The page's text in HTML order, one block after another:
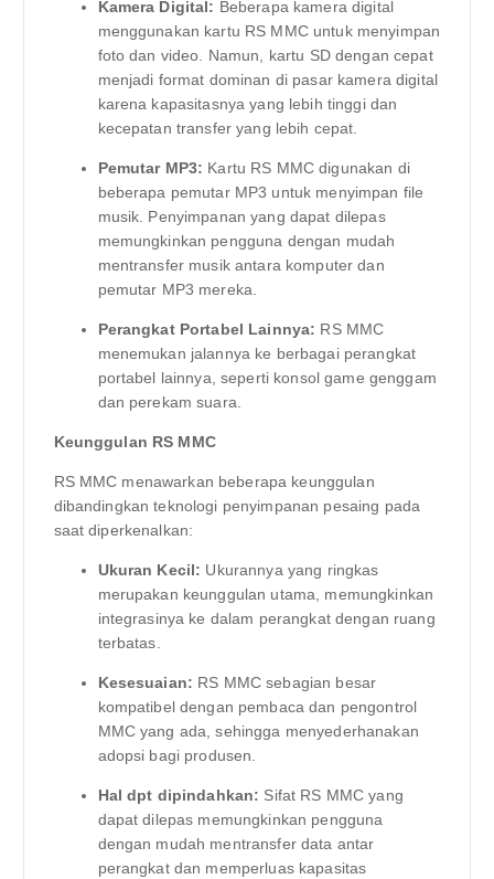
Kamera Digital: Beberapa kamera digital
menggunakan kartu RS MMC untuk menyimpan
foto dan video. Namun, kartu SD dengan cepat
menjadi format dominan di pasar kamera digital
karena kapasitasnya yang lebih tinggi dan
kecepatan transfer yang lebih cepat.
Pemutar MP3: Kartu RS MMC digunakan di
beberapa pemutar MP3 untuk menyimpan file
musik. Penyimpanan yang dapat dilepas
memungkinkan pengguna dengan mudah
mentransfer musik antara komputer dan
pemutar MP3 mereka.
Perangkat Portabel Lainnya: RS MMC
menemukan jalannya ke berbagai perangkat
portabel lainnya, seperti konsol game genggam
dan perekam suara.
Keunggulan RS MMC
RS MMC menawarkan beberapa keunggulan
dibandingkan teknologi penyimpanan pesaing pada
saat diperkenalkan:
Ukuran Kecil: Ukurannya yang ringkas
merupakan keunggulan utama, memungkinkan
integrasinya ke dalam perangkat dengan ruang
terbatas.
Kesesuaian: RS MMC sebagian besar
kompatibel dengan pembaca dan pengontrol
MMC yang ada, sehingga menyederhanakan
adopsi bagi produsen.
Hal dpt dipindahkan: Sifat RS MMC yang
dapat dilepas memungkinkan pengguna
dengan mudah mentransfer data antar
perangkat dan memperluas kapasitas